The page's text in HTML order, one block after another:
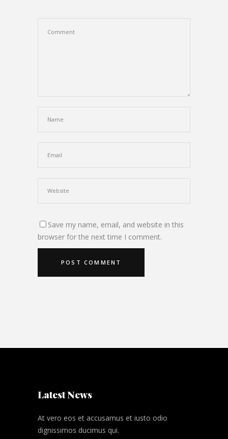
Save my name, email, and website in this
browser for the next time I comment.
Latest News
At vero eos et accusamus et iusto odio
dignissimos ducimus qui.